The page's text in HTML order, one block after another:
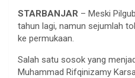
STARBANJAR – Meski
tahun lagi, namun sejumlah
ke permukaan.
Salah satu sosok yang
Muhammad Rifqinizamy